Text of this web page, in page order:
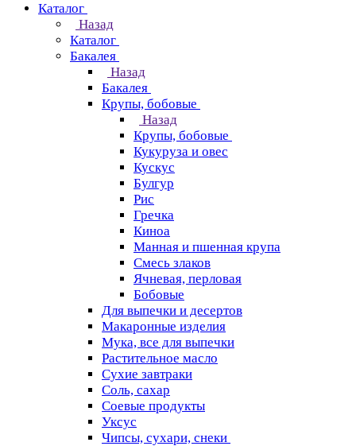
Каталог
Назад
Каталог
Бакалея
Назад
Бакалея
Крупы, бобовые
Назад
Крупы, бобовые
Кукуруза и овес
Кускус
Булгур
Рис
Гречка
Киноа
Манная и пшенная крупа
Смесь злаков
Ячневая, перловая
Бобовые
Для выпечки и десертов
Макаронные изделия
Мука, все для выпечки
Растительное масло
Сухие завтраки
Соль, сахар
Соевые продукты
Уксус
Чипсы, сухари, снеки